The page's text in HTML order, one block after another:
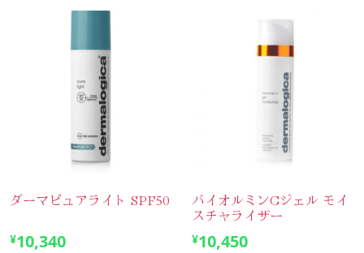
ダーマピュアライト SPF50
¥10,340
バイオルミンCジェル モイ
スチャライザー
¥10,450